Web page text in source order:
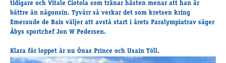
Presentkort
Tävlingsdagar
FAQ
tidigare och Vitale Ciotola som tränar hästen menar att han är
bättre än någonsin. Tyvärr så verkar det som kretsen kring
Emeraude de Bais väljer att avstå start i årets Paralympiatrav säger
Åbys sportchef Jon W Pedersen.
Klara för loppet är nu Önas Prince och Usain Töll.